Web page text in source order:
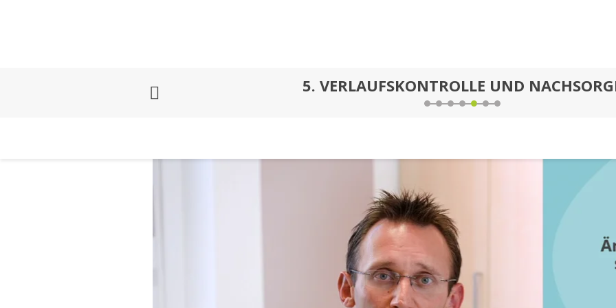
5. VERLAUFSKONTROLLE UND